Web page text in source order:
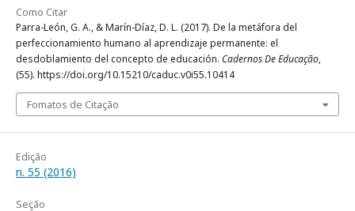
Como Citar
Parra-León, G. A., & Marín-Díaz, D. L. (2017). De la metáfora del
perfeccionamiento humano al aprendizaje permanente: el
desdoblamiento del concepto de educación. Cadernos De Educação,
(55). https://doi.org/10.15210/caduc.v0i55.10414
Fomatos de Citação
Edição
n. 55 (2016)
Seção